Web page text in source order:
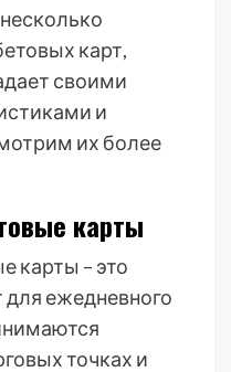
карт,
своими
и
их более
карты
карты – это
ежедневного
точках и